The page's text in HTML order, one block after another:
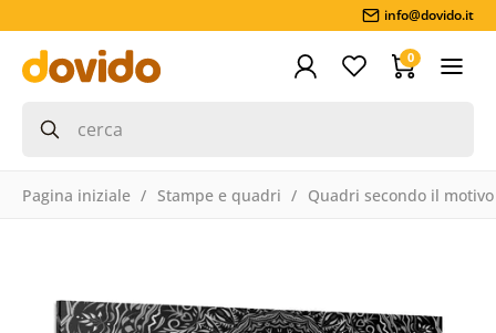
info@dovido.it
0
Pagina iniziale Stampe e quadri Quadri secondo il motivo